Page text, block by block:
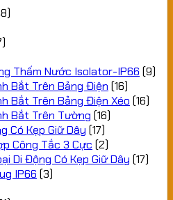
Thấm Nước Isolator-IP66 (9)
Bắt Trên Bảng Điện (16)
Bắt Trên Bảng Điện Xéo (16)
Bắt Trên Tường (16)
Có Kẹp Giữ Dây (17)
Công Tắc 3 Cực (2)
Di Động Có Kẹp Giữ Dây (17)
IP66 (3)